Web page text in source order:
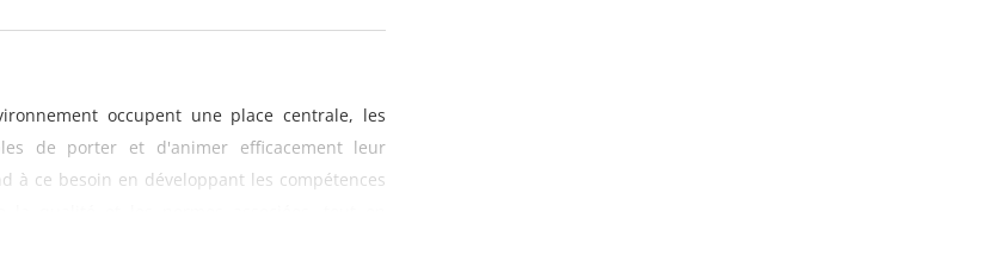
occupent une place centrale, les
de porter et d'animer efficacement leur
à ce besoin en développant les compétences